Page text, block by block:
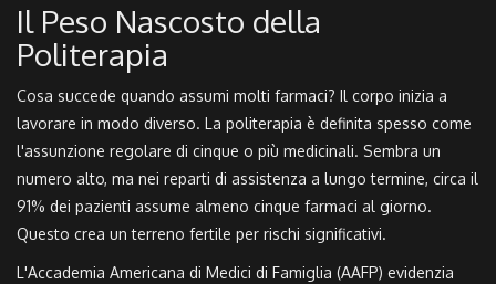
Il Peso Nascosto della
Politerapia
Cosa succede quando assumi molti farmaci? Il corpo inizia a
lavorare in modo diverso. La politerapia è definita spesso come
l'assunzione regolare di cinque o più medicinali. Sembra un
numero alto, ma nei reparti di assistenza a lungo termine, circa il
91% dei pazienti assume almeno cinque farmaci al giorno.
Questo crea un terreno fertile per rischi significativi.
L'Accademia Americana di Medici di Famiglia (AAFP) evidenzia